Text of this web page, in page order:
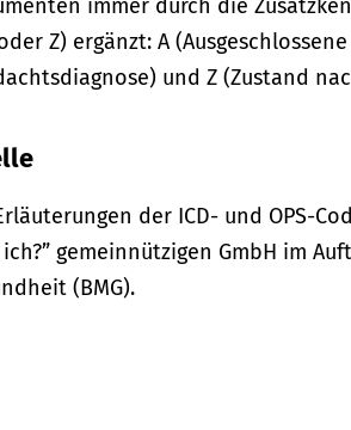
immer durch die
Z) ergänzt: A
und Z (Zustand
der ICD- und OPS-
ich?” gemeinnützigen GmbH im
(BMG).